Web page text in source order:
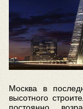
Москва в
высотного